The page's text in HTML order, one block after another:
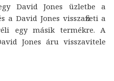
David Jones üzletbe a
David Jones visszafizeti a
egy másik termékre. A
Jones áru visszavitele